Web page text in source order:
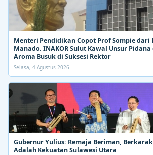
Menteri Pendidikan Copot Prof Sompie dari
Manado. INAKOR Sulut Kawal Unsur
Aroma Busuk di Suksesi Rektor
Selasa, 4 Agustus 2026
Gubernur Yulius: Remaja Beriman,
Adalah Kekuatan Sulawesi Utara